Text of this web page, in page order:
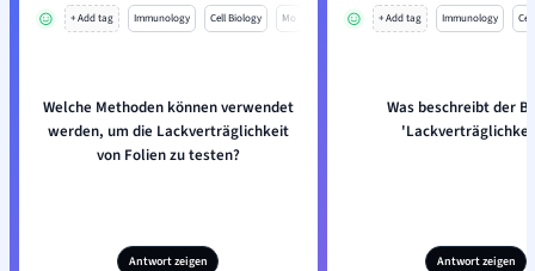
+ Add tag Immunology Cell Biology Mo
Welche Methoden können verwendet
werden, um die Lackverträglichkeit
von Folien zu testen?
Antwort zeigen
+ Add tag Immunology
Was beschreibt der
Antwort zeigen